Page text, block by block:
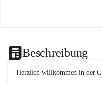
Beschreibung
Herzlich willkommen in der